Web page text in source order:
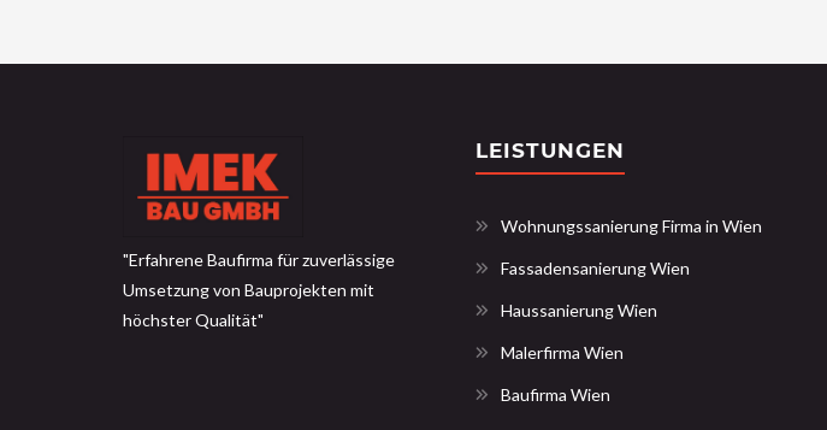
"Erfahrene Baufirma für zuverlässige
Umsetzung von Bauprojekten mit
höchster Qualität"
LEISTUNGEN
Wohnungssanierung Firma in Wien
Fassadensanierung Wien
Haussanierung Wien
Malerfirma Wien
Baufirma Wien